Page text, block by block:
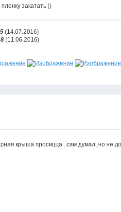
закатать ))
(14.07.2016)
(11.06.2016)
крыша просицца...сам думал..но не